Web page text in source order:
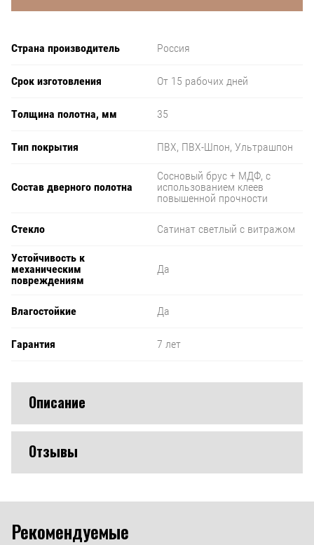
Страна производитель Россия
Срок изготовления От 15 рабочих дней
Толщина полотна, мм 35
Тип покрытия ПВХ, ПВХ-Шпон, Ультрашпон
Состав дверного полотна
Сосновый брус + МДФ, с
использованием клеев
повышенной прочности
Стекло Сатинат светлый с витражом
Устойчивость к
механическим
повреждениям
Да
Влагостойкие Да
Гарантия 7 лет
Описание
Отзывы
Рекомендуемые